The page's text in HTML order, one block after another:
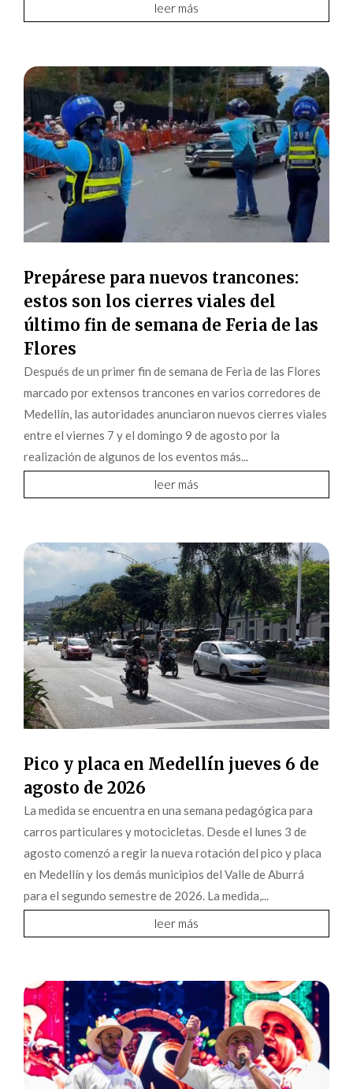
leer más
Prepárese para nuevos trancones:
estos son los cierres viales del
último fin de semana de Feria de las
Flores
Después de un primer fin de semana de Feria de las Flores
marcado por extensos trancones en varios corredores de
Medellín, las autoridades anunciaron nuevos cierres viales
entre el viernes 7 y el domingo 9 de agosto por la
realización de algunos de los eventos más...
leer más
Pico y placa en Medellín jueves 6 de
agosto de 2026
La medida se encuentra en una semana pedagógica para
carros particulares y motocicletas. Desde el lunes 3 de
agosto comenzó a regir la nueva rotación del pico y placa
en Medellín y los demás municipios del Valle de Aburrá
para el segundo semestre de 2026. La medida,...
leer más